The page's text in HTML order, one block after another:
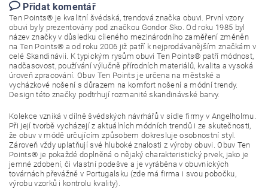
Přidat komentář
Ten Points® je kvalitní švédská, trendová značka obuvi. První vzory
obuvi byly prezentovány pod značkou Gondor Sko. Od roku 1985 byl
název značky v důsledku cíleného mezinárodního zaměření změněn
na Ten Points® a od roku 2006 již patří k nejprodávanějším značkám v
celé Skandinávii. K typickým rysům obuvi Ten Points® patří módnost,
nadčasovost, používání výlučně přírodních materiálů, kvalita a vysoká
úroveň zpracování. Obuv Ten Points je určena na městské a
vycházkové nošení s důrazem na komfort nošení a módní trendy.
Design této značky podtrhují rozmanité skandinávské barvy.
Kolekce vzniká v dílně švédských návrhářů v sídle firmy v Angelholmu.
Při její tvorbě vycházejí z aktuálních módních trendů i ze skutečnosti,
že obuv v módě určujícím způsobem dokresluje osobnostní styl.
Zároveň vždy uplatňují své hluboké znalosti z výroby obuvi. Obuv Ten
Points® je pokaždé doplněná o nějaký charakteristický prvek, jako je
jemné zdobení, či vlastní podešve a je vyráběna v obuvnických
továrnách převážně v Portugalsku (zde má firma i svou pobočku,
výrobu vzorků i kontrolu kvality).